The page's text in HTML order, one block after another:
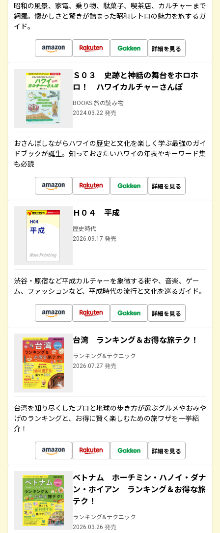
昭和の風景、家電、乗り物、駄菓子、喫茶店、カルチャーまで
網羅。懐かしさと驚きが詰まった昭和レトロの魅力を旅するガ
イド。
詳細を見る
Ｓ０３ 史跡と神話の舞台をホロホ
ロ！ ハワイカルチャーさんぽ
BOOKS 旅の読み物
2024.03.22 発売
おさんぽしながらハワイの歴史と文化を楽しく学ぶ最強のガイ
ドブックが誕生。知っておきたいハワイの年表やキーワード集
も必読
詳細を見る
Ｈ０４ 平成
歴史時代
2026.09.17 発売
渋谷・原宿など平成カルチャーを象徴する街や、音楽、ゲー
ム、ファッションなど、平成時代の流行と文化を巡るガイド。
詳細を見る
台湾 ランキング＆お得な旅テク！
ランキング&テクニック
2026.07.27 発売
台湾を知り尽くしたプロと地球の歩き方が選ぶグルメやおみや
げのランキングと、お得に賢く楽しむための旅ワザを一挙紹
介！
詳細を見る
ベトナム ホーチミン・ハノイ・ダナ
ン・ホイアン ランキング＆お得な旅
テク！
ランキング&テクニック
2026.03.26 発売